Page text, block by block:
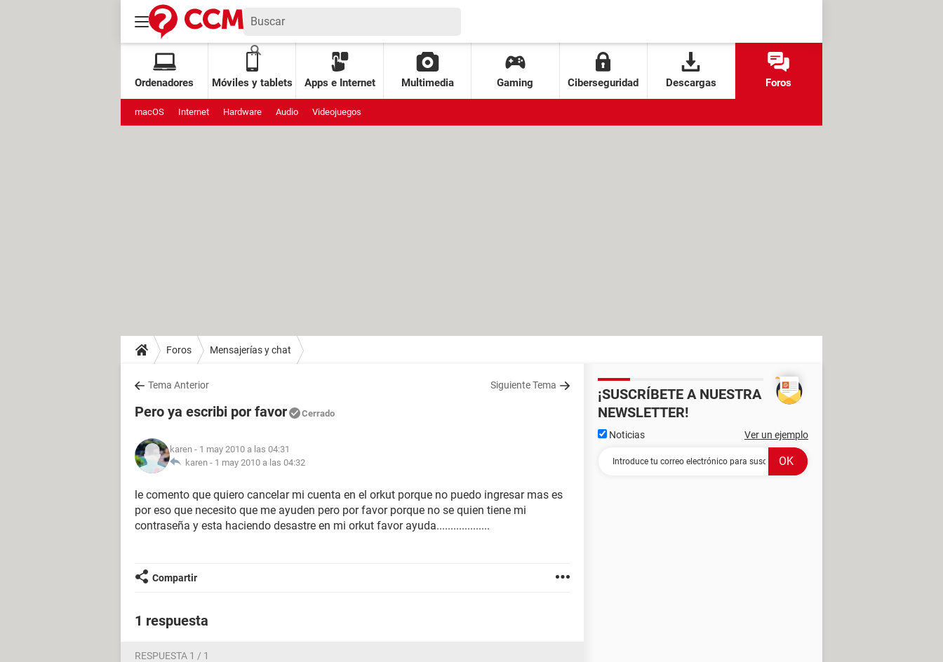
Ordenadores Móviles y tablets Apps e Internet Multimedia Gaming Ciberseguridad Descargas Foros
macOS Internet Hardware Audio Videojuegos
Foros Mensajerías y chat
Tema Anterior Siguiente Tema
Pero ya escribi por favor Cerrado
karen - 1 may 2010 a las 04:31
karen - 1 may 2010 a las 04:32
le comento que quiero cancelar mi cuenta en el orkut porque no puedo ingresar mas es
por eso que necesito que me ayuden pero por favor porque no se quien tiene mi
contraseña y esta haciendo desastre en mi orkut favor ayuda...................
Compartir
1 respuesta
RESPUESTA 1 / 1
¡SUSCRÍBETE A NUESTRA
NEWSLETTER!
Noticias Ver un ejemplo